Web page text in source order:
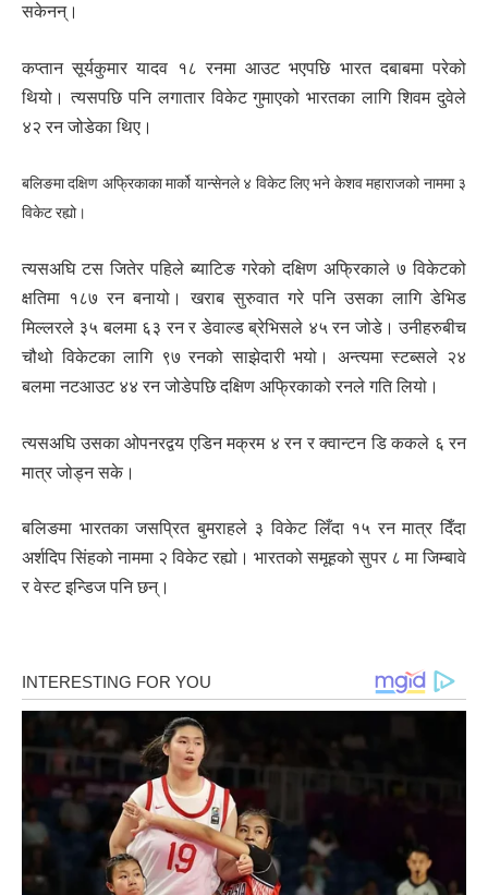
सकेनन्।
कप्तान सूर्यकुमार यादव १८ रनमा आउट भएपछि भारत दबाबमा परेको
थियो। त्यसपछि पनि लगातार विकेट गुमाएको भारतका लागि शिवम दुवेले
४२ रन जोडेका थिए।
बलिङमा दक्षिण अफ्रिकाका मार्को यान्सेनले ४ विकेट लिए भने केशव महाराजको नाममा ३
विकेट रह्यो।
त्यसअघि टस जितेर पहिले ब्याटिङ गरेको दक्षिण अफ्रिकाले ७ विकेटको
क्षतिमा १८७ रन बनायो। खराब सुरुवात गरे पनि उसका लागि डेभिड
मिल्लरले ३५ बलमा ६३ रन र डेवाल्ड ब्रेभिसले ४५ रन जोडे। उनीहरुबीच
चौथो विकेटका लागि ९७ रनको साझेदारी भयो। अन्त्यमा स्टब्सले २४
बलमा नटआउट ४४ रन जोडेपछि दक्षिण अफ्रिकाको रनले गति लियो।
त्यसअघि उसका ओपनरद्वय एडिन मक्रम ४ रन र क्वान्टन डि ककले ६ रन
मात्र जोड्न सके।
बलिङमा भारतका जसप्रित बुमराहले ३ विकेट लिँदा १५ रन मात्र दिँदा
अर्शदिप सिंहको नाममा २ विकेट रह्यो। भारतको समूहको सुपर ८ मा जिम्बावे
र वेस्ट इन्डिज पनि छन्।